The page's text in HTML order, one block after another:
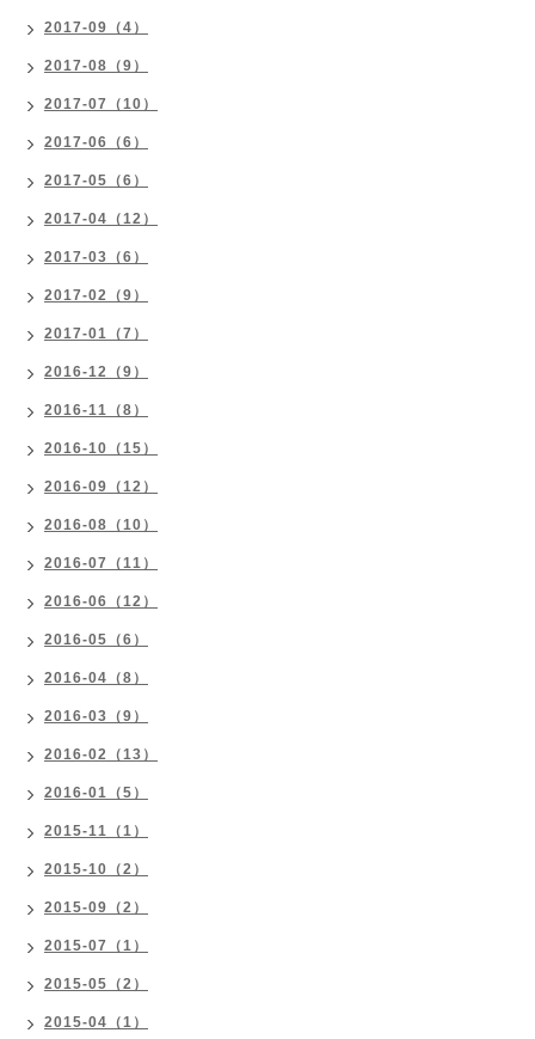
2017-09（4）
2017-08（9）
2017-07（10）
2017-06（6）
2017-05（6）
2017-04（12）
2017-03（6）
2017-02（9）
2017-01（7）
2016-12（9）
2016-11（8）
2016-10（15）
2016-09（12）
2016-08（10）
2016-07（11）
2016-06（12）
2016-05（6）
2016-04（8）
2016-03（9）
2016-02（13）
2016-01（5）
2015-11（1）
2015-10（2）
2015-09（2）
2015-07（1）
2015-05（2）
2015-04（1）